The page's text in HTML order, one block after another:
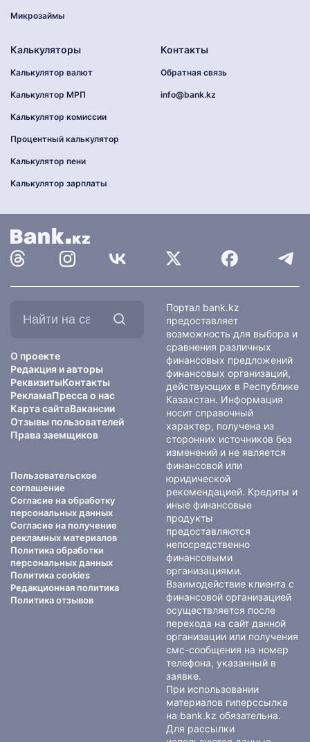
Микрозаймы
Калькуляторы
Калькулятор валют
Калькулятор МРП
Калькулятор комиссии
Процентный калькулятор
Калькулятор пени
Калькулятор зарплаты
Контакты
Обратная связь
info@bank.kz
О проекте
Редакция и авторы
РеквизитыКонтакты
РекламаПресса о нас
Карта сайтаВакансии
Отзывы пользователей
Права заемщиков
Пользовательское
соглашение
Согласие на обработку
персональных данных
Согласие на получение
рекламных материалов
Политика обработки
персональных данных
Политика cookies
Редакционная политика
Политика отзывов
Портал bank.kz
предоставляет
возможность для выбора и
сравнения различных
финансовых предложений
финансовых организаций,
действующих в Республике
Казахстан. Информация
носит справочный
характер, получена из
сторонних источников без
изменений и не является
финансовой или
юридической
рекомендацией. Кредиты и
иные финансовые
продукты
предоставляются
непосредственно
финансовыми
организациями.
Взаимодействие клиента с
финансовой организацией
осуществляется после
перехода на сайт данной
организации или получения
смс-сообщения на номер
телефона, указанный в
заявке.
При использовании
материалов гиперссылка
на bank.kz обязательна.
Для рассылки